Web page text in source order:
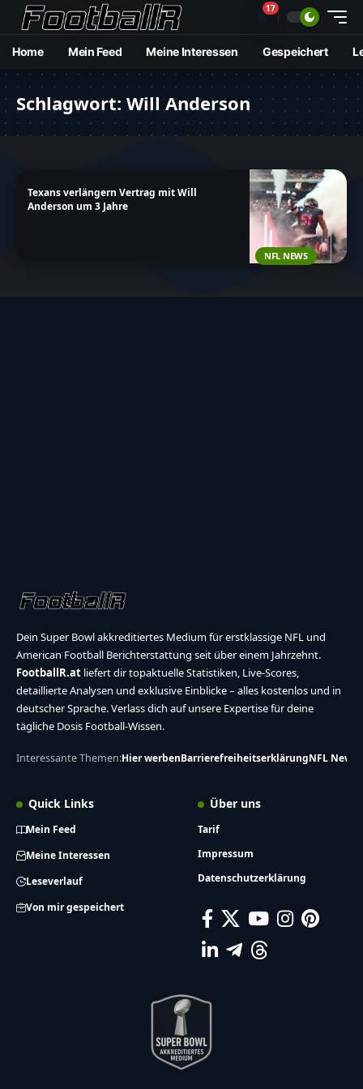
🔔17
Home Mein Feed Meine Interessen Gespeichert
Schlagwort: Will Anderson
NFL NEWS
Texans verlängern Vertrag mit Will
Anderson um 3 Jahre
Dein Super Bowl akkreditiertes Medium für erstklassige NFL und
American Football Berichterstattung seit über einem Jahrzehnt.
FootballR.at liefert dir topaktuelle Statistiken, Live-Scores,
detaillierte Analysen und exklusive Einblicke – alles kostenlos und in
deutscher Sprache. Verlass dich auf unsere Expertise für deine
tägliche Dosis Football-Wissen.
Interessante Themen:Hier werbenBarrierefreiheitserklärungNFL News
Quick Links
Mein Feed
Meine Interessen
Leseverlauf
Von mir gespeichert
Über uns
Tarif
Impressum
Datenschutzerklärung